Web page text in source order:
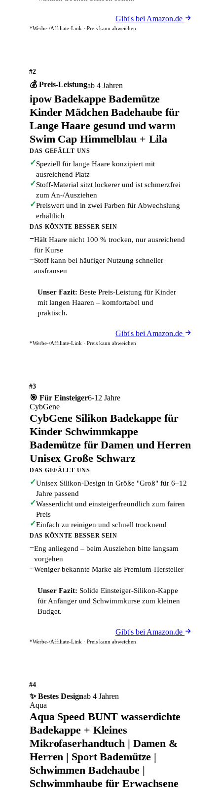
Gibt's bei Amazon.de
*Werbe-/Affiliate-Link · Preis kann abweichen
#2
💰 Preis-Leistungab 4 Jahren
ipow Badekappe Bademütze
Kinder Mädchen Badehaube für
Lange Haare gesund und warm
Swim Cap Himmelblau + Lila
DAS GEFÄLLT UNS
✓Speziell für lange Haare konzipiert mit
ausreichend Platz
✓Stoff-Material sitzt lockerer und ist schmerzfrei
zum An-/Ausziehen
✓Preiswert und in zwei Farben für Abwechslung
erhältlich
DAS KÖNNTE BESSER SEIN
−Hält Haare nicht 100 % trocken, nur ausreichend
für Kurse
−Stoff kann bei häufiger Nutzung schneller
ausfransen
Unser Fazit: Beste Preis-Leistung für Kinder
mit langen Haaren – komfortabel und
praktisch.
Gibt's bei Amazon.de
*Werbe-/Affiliate-Link · Preis kann abweichen
#3
🎯 Für Einsteiger6-12 Jahre
CybGene
CybGene Silikon Badekappe für
Kinder Schwimmkappe
Bademütze für Damen und Herren
Unisex Große Schwarz
DAS GEFÄLLT UNS
✓Unisex Silikon-Design in Größe "Groß" für 6–12
Jahre passend
✓Wasserdicht und einsteigerfreundlich zum fairen
Preis
✓Einfach zu reinigen und schnell trocknend
DAS KÖNNTE BESSER SEIN
−Eng anliegend – beim Ausziehen bitte langsam
vorgehen
−Weniger bekannte Marke als Premium-Hersteller
Unser Fazit: Solide Einsteiger-Silikon-Kappe
für Anfänger und Schwimmkurse zum kleinen
Budget.
Gibt's bei Amazon.de
*Werbe-/Affiliate-Link · Preis kann abweichen
#4
✨ Bestes Designab 4 Jahren
Aqua
Aqua Speed BUNT wasserdichte
Badekappe + Kleines
Mikrofaserhandtuch | Damen &
Herren | Sport Bademütze |
Schwimmen Badehaube |
Schwimmhaube für Erwachsene